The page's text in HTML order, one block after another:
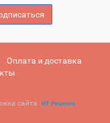
Оплата и доставка
сайта